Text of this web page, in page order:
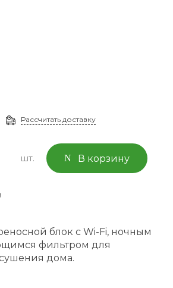
Рассчитать доставку
шт. В корзину
блок с Wi-Fi, ночным
фильтром для
дома.